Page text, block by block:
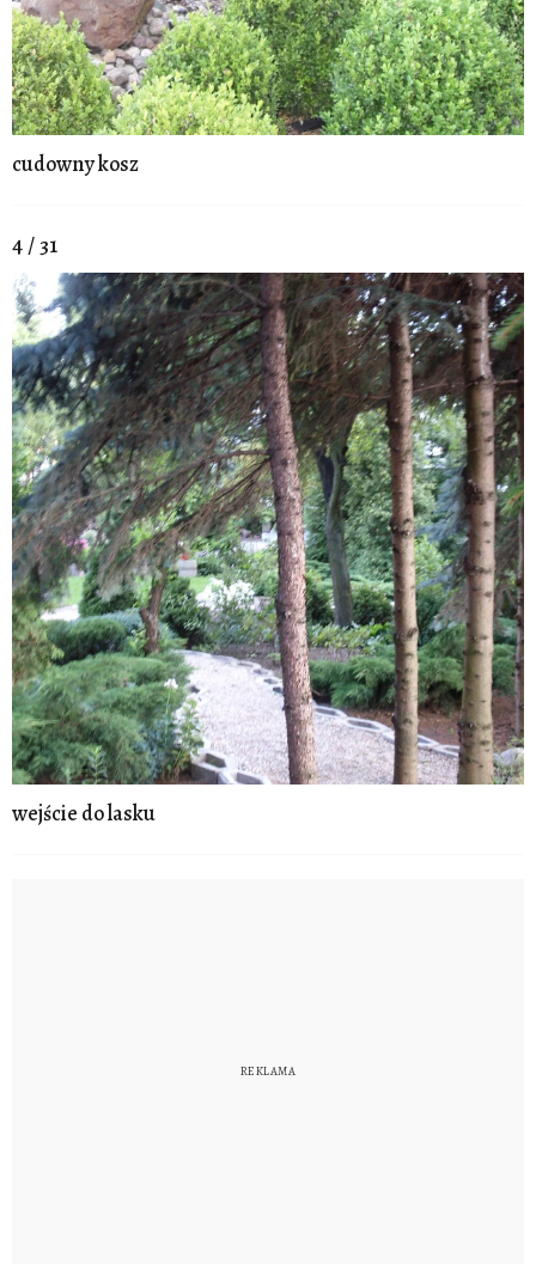
cudowny kosz
4 / 31
wejście do lasku